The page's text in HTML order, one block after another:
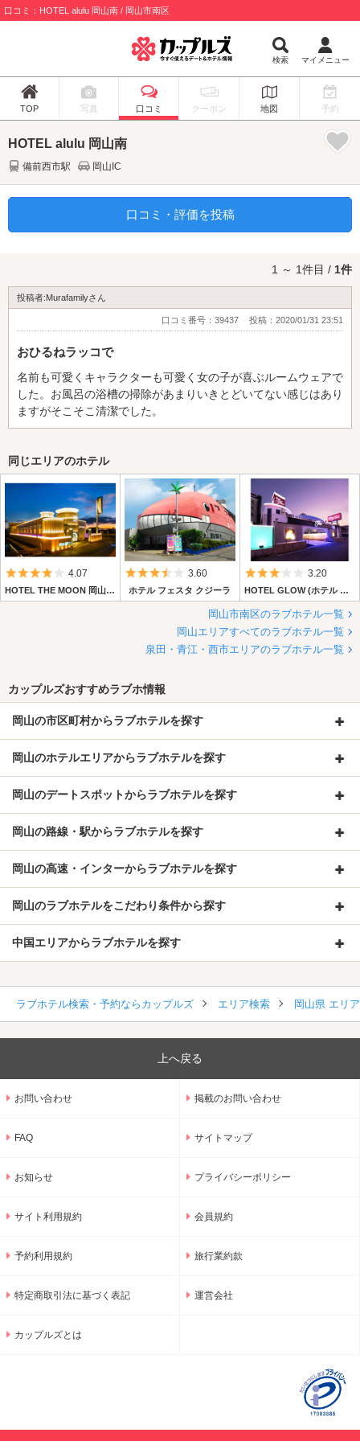
口コミ：HOTEL alulu 岡山南 / 岡山市南区
検索 マイメニュー
TOP 写真 口コミ クーポン 地図 予約
HOTEL alulu 岡山南
備前西市駅 岡山IC
口コミ・評価を投稿
1 ～ 1件目 / 1件
投稿者:Murafamilyさん
口コミ番号：39437 投稿：2020/01/31 23:51
おひるねラッコで
名前も可愛くキャラクターも可愛く女の子が喜ぶルームウェアで
した。お風呂の浴槽の掃除があまりいきとどいてない感じはあり
ますがそこそこ清潔でした。
同じエリアのホテル
5つ星のうち4
4.07
HOTEL THE MOON 岡山（ザ・ムーン岡山）【HAYAMA HOTELS】
5つ星のうち3.5
3.60
ホテル フェスタ クジーラ
5つ星のうち3
3.20
HOTEL GLOW (ホテル グロウ)
岡山市南区のラブホテル一覧
岡山エリアすべてのラブホテル一覧
泉田・青江・西市エリアのラブホテル一覧
カップルズおすすめラブホ情報
岡山の市区町村からラブホテルを探す
岡山のホテルエリアからラブホテルを探す
岡山のデートスポットからラブホテルを探す
岡山の路線・駅からラブホテルを探す
岡山の高速・インターからラブホテルを探す
岡山のラブホテルをこだわり条件から探す
中国エリアからラブホテルを探す
ラブホテル検索・予約ならカップルズ エリア検索 岡山県 エリ
上へ戻る
お問い合わせ 掲載のお問い合わせ
FAQ サイトマップ
お知らせ プライバシーポリシー
サイト利用規約 会員規約
予約利用規約 旅行業約款
特定商取引法に基づく表記 運営会社
カップルズとは